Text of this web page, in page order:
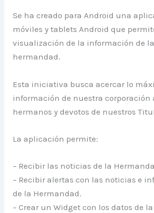
Se ha creado para Android una
móviles y tablets Android que
visualización de la información de
hermandad.
Esta iniciativa busca acercar lo
información de nuestra corporación
hermanos y devotos de nuestros
La aplicación permite:
– Recibir las noticias de la
– Recibir alertas con las noticias e
de la Hermandad.
– Crear un Widget con los datos de